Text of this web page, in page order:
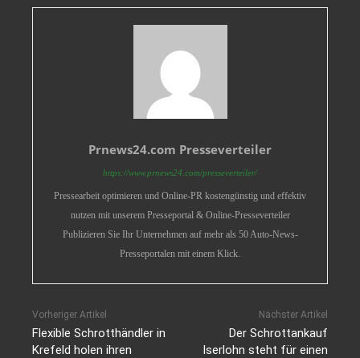
Prnews24.com Presseverteiler
https://www.prnews24.com/presseverteiler/
Pressearbeit optimieren und Online-PR kostengünstig und effektiv
nutzen mit unserem Presseportal & Online-Presseverteiler
Publizieren Sie Ihr Unternehmen auf mehr als 50 Auto-News-
Presseportalen mit einem Klick.
Vorheriger Artikel
Flexible Schrotthändler in
Krefeld holen ihren
Nächster Artikel
Der Schrottankauf
Iserlohn steht für einen